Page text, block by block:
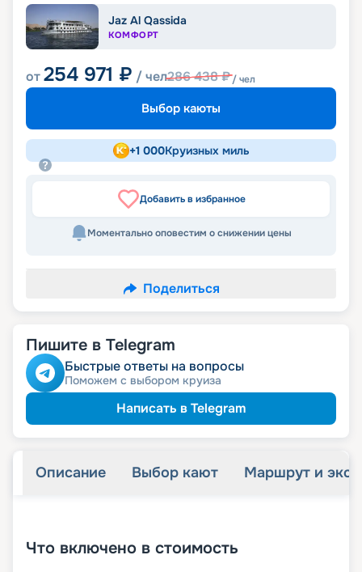
Jaz Al Qassida
КОМФОРТ
от254 971 ₽ / чел286 438₽/ чел
Выбор каюты
+1 000Круизных миль
Добавить в избранное
Моментально оповестим о снижении цены
Поделиться
Пишите в Telegram
Быстрые ответы на вопросы
Поможем с выбором круиза
Написать в Telegram
Описание Выбор кают Маршрут и
Что включено в стоимость